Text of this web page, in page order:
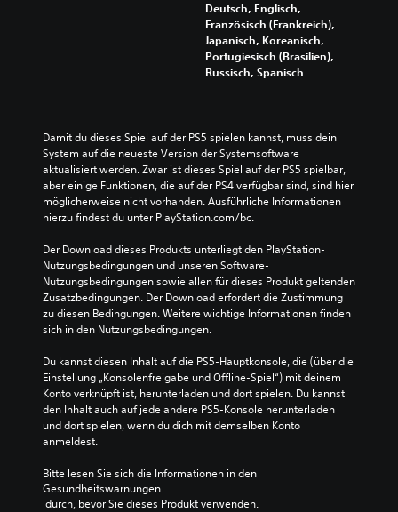
Deutsch, Englisch,
Französisch (Frankreich),
Japanisch, Koreanisch,
Portugiesisch (Brasilien),
Russisch, Spanisch
Damit du dieses Spiel auf der PS5 spielen kannst, muss dein
System auf die neueste Version der Systemsoftware
aktualisiert werden. Zwar ist dieses Spiel auf der PS5 spielbar,
aber einige Funktionen, die auf der PS4 verfügbar sind, sind hier
möglicherweise nicht vorhanden. Ausführliche Informationen
hierzu findest du unter PlayStation.com/bc.
Der Download dieses Produkts unterliegt den PlayStation-
Nutzungsbedingungen und unseren Software-
Nutzungsbedingungen sowie allen für dieses Produkt geltenden
Zusatzbedingungen. Der Download erfordert die Zustimmung
zu diesen Bedingungen. Weitere wichtige Informationen finden
sich in den Nutzungsbedingungen.
Du kannst diesen Inhalt auf die PS5-Hauptkonsole, die (über die
Einstellung „Konsolenfreigabe und Offline-Spiel“) mit deinem
Konto verknüpft ist, herunterladen und dort spielen. Du kannst
den Inhalt auch auf jede andere PS5-Konsole herunterladen
und dort spielen, wenn du dich mit demselben Konto
anmeldest.
Bitte lesen Sie sich die Informationen in den
Gesundheitswarnungen
durch, bevor Sie dieses Produkt verwenden.